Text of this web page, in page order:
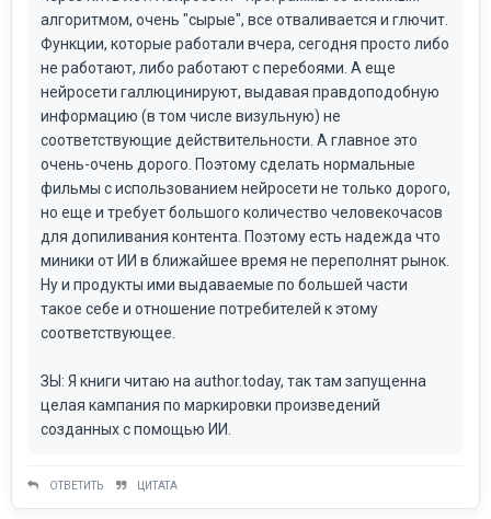
алгоритмом, очень "сырые", все отваливается и глючит.
Функции, которые работали вчера, сегодня просто либо
не работают, либо работают с перебоями. А еще
нейросети галлюцинируют, выдавая правдоподобную
информацию (в том числе визульную) не
соответствующие действительности. А главное это
очень-очень дорого. Поэтому сделать нормальные
фильмы с использованием нейросети не только дорого,
но еще и требует большого количество человекочасов
для допиливания контента. Поэтому есть надежда что
миники от ИИ в ближайшее время не переполнят рынок.
Ну и продукты ими выдаваемые по большей части
такое себе и отношение потребителей к этому
соответствующее.
ЗЫ: Я книги читаю на author.today, так там запущенна
целая кампания по маркировки произведений
созданных с помощью ИИ.
ОТВЕТИТЬ ЦИТАТА